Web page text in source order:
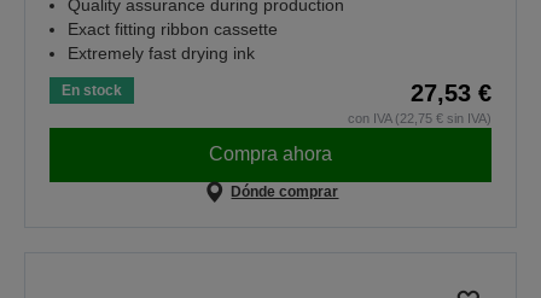
Quality assurance during production
Exact fitting ribbon cassette
Extremely fast drying ink
En stock 27,53 €
con IVA (22,75 € sin IVA)
Compra ahora
Dónde comprar